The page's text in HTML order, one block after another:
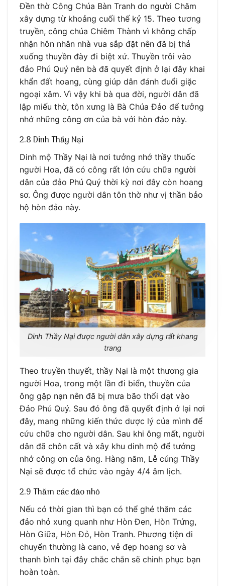
Đền thờ Công Chúa Bàn Tranh do người Chăm
xây dựng từ khoảng cuối thế kỷ 15. Theo tương
truyền, công chúa Chiêm Thành vì không chấp
nhận hôn nhân nhà vua sắp đặt nên đã bị thả
xuống thuyền đày đi biệt xứ. Thuyền trôi vào
đảo Phú Quý nên bà đã quyết định ở lại đây khai
khẩn đất hoang, cùng giúp dân đánh đuổi giặc
ngoại xâm. Vì vậy khi bà qua đời, người dân đã
lập miếu thờ, tôn xưng là Bà Chúa Đảo để tưởng
nhớ những công ơn của bà với hòn đảo này.
2.8 Dinh Thầy Nại
Dinh mộ Thầy Nại là nơi tưởng nhớ thầy thuốc
người Hoa, đã có công rất lớn cứu chữa người
dân của đảo Phú Quý thời kỳ nơi đây còn hoang
sơ. Ông được người dân tôn thờ như vị thần bảo
hộ hòn đảo này.
Dinh Thầy Nại được người dân xây dựng rất khang
trang
Theo truyền thuyết, thầy Nại là một thương gia
người Hoa, trong một lần đi biển, thuyền của
ông gặp nạn nên đã bị mưa bão thổi dạt vào
Đảo Phú Quý. Sau đó ông đã quyết định ở lại nơi
đây, mang những kiến thức dược lý của mình để
cứu chữa cho người dân. Sau khi ông mất, người
dân đã chôn cất và xây khu dinh mộ để tưởng
nhớ công ơn của ông. Hàng năm, Lễ cúng Thầy
Nại sẽ được tổ chức vào ngày 4/4 âm lịch.
2.9 Thăm các đảo nhỏ
Nếu có thời gian thì bạn có thể ghé thăm các
đảo nhỏ xung quanh như Hòn Đen, Hòn Trứng,
Hòn Giữa, Hòn Đỏ, Hòn Tranh. Phương tiện di
chuyển thường là cano, vẻ đẹp hoang sơ và
thanh bình tại đây chắc chắn sẽ chinh phục bạn
hoàn toàn.